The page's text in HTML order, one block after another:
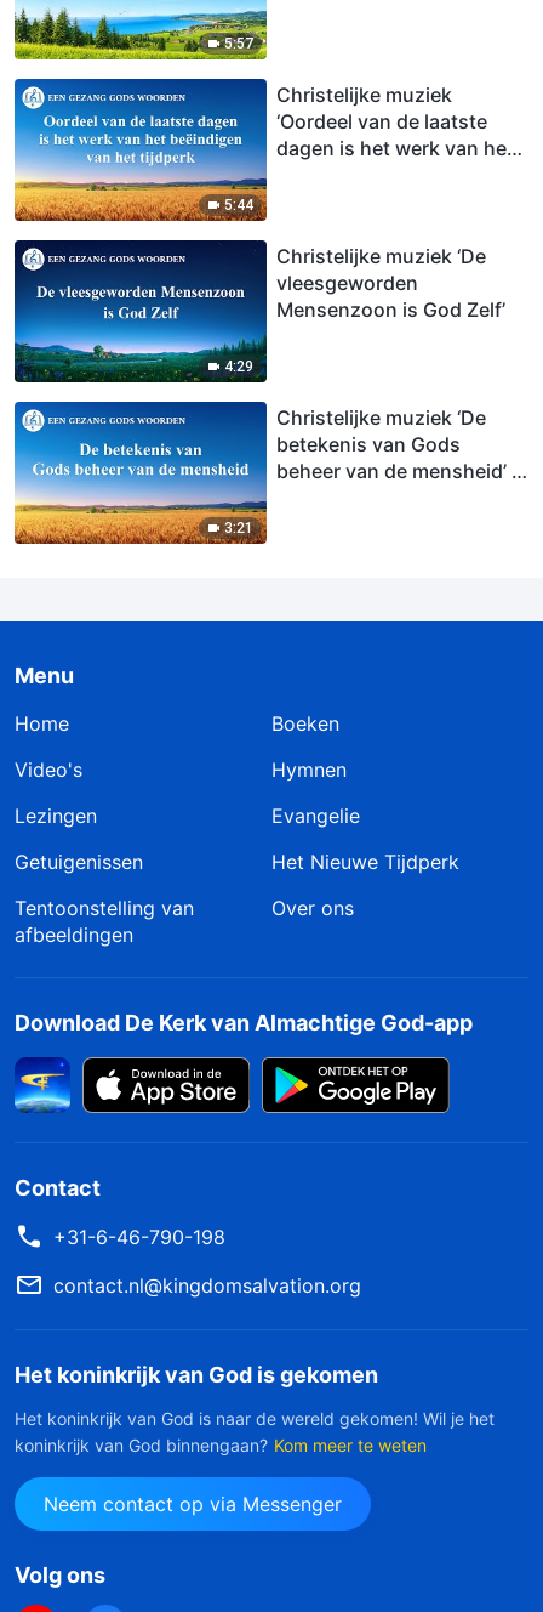
5:57
5:44
Christelijke muziek
‘Oordeel van de laatste
dagen is het werk van het
4:29
Christelijke muziek ‘De
vleesgeworden
Mensenzoon is God Zelf’
3:21
Christelijke muziek ‘De
betekenis van Gods
beheer van de mensheid’ |
Menu
Home
Boeken
Video's
Hymnen
Lezingen
Evangelie
Getuigenissen
Het Nieuwe Tijdperk
Tentoonstelling van
afbeeldingen
Over ons
Download De Kerk van Almachtige God-app
Contact
+31-6-46-790-198
contact.nl@kingdomsalvation.org
Het koninkrijk van God is gekomen
Het koninkrijk van God is naar de wereld gekomen! Wil je het
koninkrijk van God binnengaan? Kom meer te weten
Neem contact op via Messenger
Volg ons